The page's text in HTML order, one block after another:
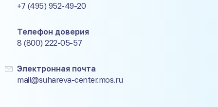
+7 (495) 952-49-20
Телефон доверия
8 (800) 222-05-57
Электронная почта
mail@suhareva-center.mos.ru